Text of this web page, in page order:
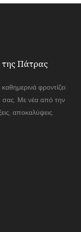
Πάτρας
φροντίζει
σας. Με νέα από την
αποκαλύψεις.